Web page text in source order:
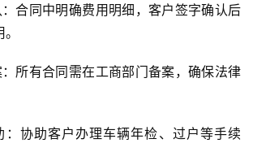
合同中明确费用明细，客户签字确认后
所有合同需在工商部门备案，确保法律
：协助客户办理车辆年检、过户等手续